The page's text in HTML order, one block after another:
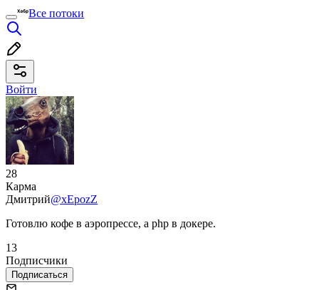
Все потоки
Войти
28
Карма
Дмитрий@xEpozZ
Готовлю кофе в аэропрессе, а php в докере.
13
Подписчики
Подписаться